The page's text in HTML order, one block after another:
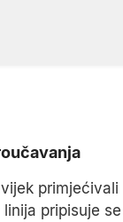
pripisuje